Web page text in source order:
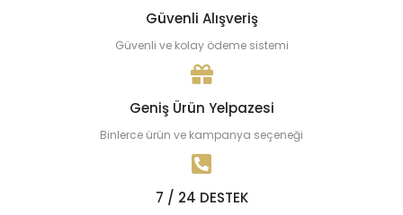
Güvenli Alışveriş
Güvenli ve kolay ödeme sistemi
Geniş Ürün Yelpazesi
Binlerce ürün ve kampanya seçeneği
7 / 24 DESTEK